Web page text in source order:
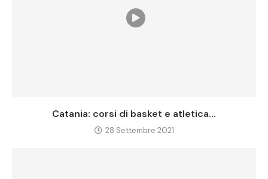
Catania: corsi di basket e atletica...
28 Settembre 2021